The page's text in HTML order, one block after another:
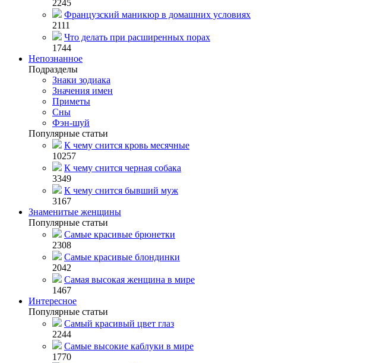
2245
Французский маникюр в домашних условиях
2111
Что делать при расширенных порах
1744
Непознанное
Подразделы
Знаки зодиака
Значения имен
Приметы
Сны
Фэн-шуй
Популярные статьи
К чему снится кровь месячные
10257
К чему снится черная собака
3349
К чему снится бывший муж
3167
Знаменитые женщины
Популярные статьи
Самые красивые брюнетки
2308
Самые красивые блондинки
2042
Самая высокая женщина в мире
1467
Интересное
Популярные статьи
Самый красивый цвет глаз
2244
Самые высокие каблуки в мире
1770